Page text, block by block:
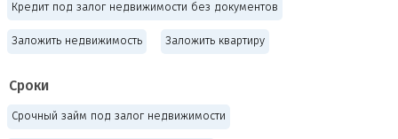
Кредит под залог недвижимости без документов
Заложить недвижимость Заложить квартиру
Сроки
Срочный займ под залог недвижимости